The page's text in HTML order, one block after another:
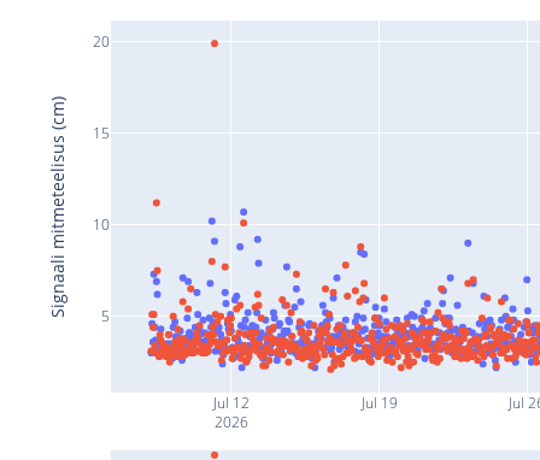
Jul 12
2026
Jul 19 Jul
5
10
15
20
Signaali mitmeteelisus (cm)